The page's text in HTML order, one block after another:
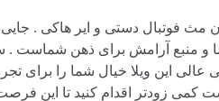
مث فوتبال دستی و ایر هاکی .
و منبع آرامش برای ذهن شماست
این ویلا خیال شما را برای
کمی زودتر اقدام کنید تا این